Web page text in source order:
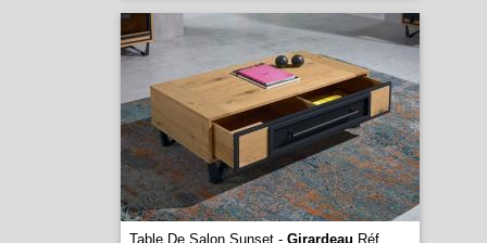
Table De Salon Sunset - Girardeau Réf.